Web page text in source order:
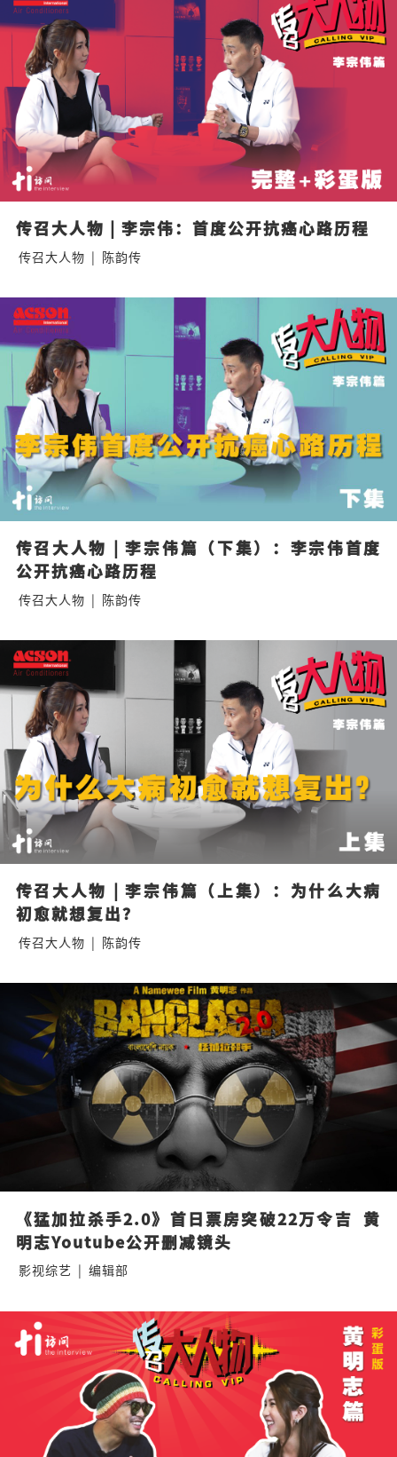
传召大人物 | 李宗伟：首度公开抗癌心路历程
传召大人物 | 陈韵传
传召大人物 | 李宗伟篇（下集）：李宗伟首度
公开抗癌心路历程
传召大人物 | 陈韵传
传召大人物 | 李宗伟篇（上集）：为什么大病
初愈就想复出？
传召大人物 | 陈韵传
《猛加拉杀手2.0》首日票房突破22万令吉  黄
明志Youtube公开删减镜头
影视综艺 | 编辑部